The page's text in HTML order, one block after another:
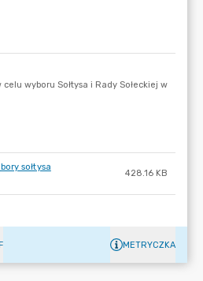
sołtysa
428.16 KB
METRYCZKA